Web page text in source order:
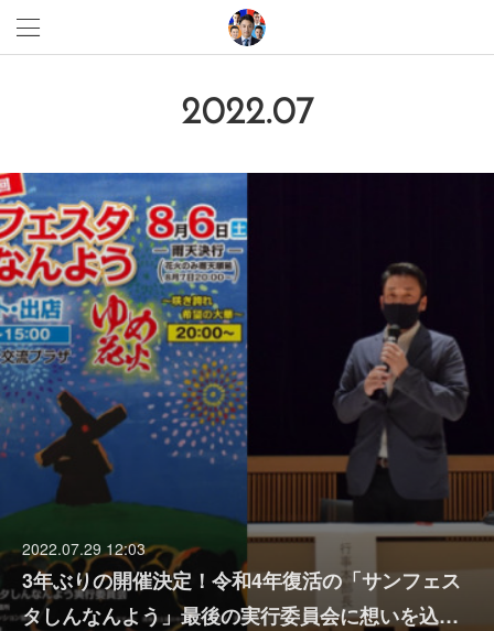
2022.07
2022.07.29 12:03
3年ぶりの開催決定！令和4年復活の「サンフェス
タしんなんよう」最後の実行委員会に想いを込…